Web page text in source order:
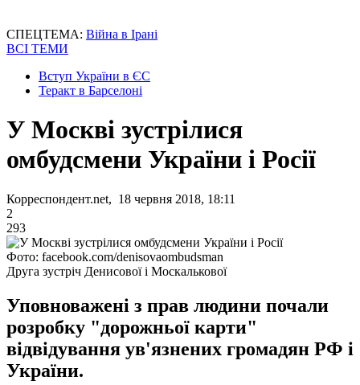
СПЕЦТЕМА: Війна в Ірані
ВСІ ТЕМИ
Вступ України в ЄС
Теракт в Барселоні
У Москві зустрілися
омбудсмени України і Росії
Корреспондент.net, 18 червня 2018, 18:11
2
293
Фото: facebook.com/denisovaombudsman
Друга зустріч Денисової і Москалькової
Уповноважені з прав людини почали
розробку "дорожньої карти"
відвідування ув'язнених громадян РФ і
України.